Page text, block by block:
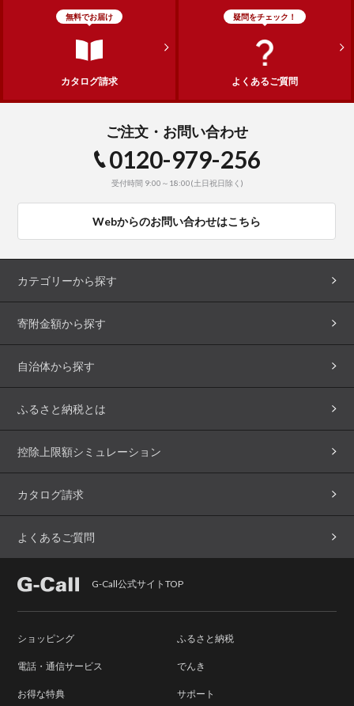
無料でお届け
カタログ請求
疑問をチェック！
よくあるご質問
ご注文・お問い合わせ
0120-979-256
受付時間 9:00～18:00(土日祝日除く)
Webからのお問い合わせはこちら
カテゴリーから探す
寄附金額から探す
自治体から探す
ふるさと納税とは
控除上限額シミュレーション
カタログ請求
よくあるご質問
G-Call公式サイトTOP
ショッピング ふるさと納税
電話・通信サービス でんき
お得な特典 サポート